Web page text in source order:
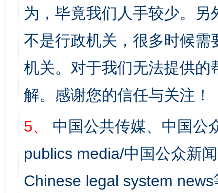
为，毕竟我们人手较少。
不是行政机关，很多时候
机关。对于我们无法提供
解。感谢您的信任与关注！
5、
中国公共传媒、中国公
publics media/中国公众新
Chinese legal system